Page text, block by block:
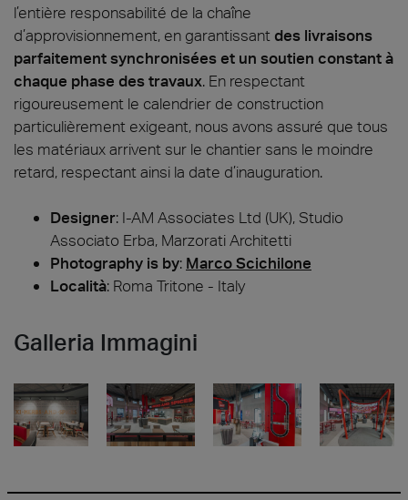
l’entière responsabilité de la chaîne
d’approvisionnement, en garantissant des livraisons
parfaitement synchronisées et un soutien constant à
chaque phase des travaux. En respectant
rigoureusement le calendrier de construction
particulièrement exigeant, nous avons assuré que tous
les matériaux arrivent sur le chantier sans le moindre
retard, respectant ainsi la date d’inauguration.
Designer: I-AM Associates Ltd (UK), Studio
Associato Erba, Marzorati Architetti
Photography is by: Marco Scichilone
Località: Roma Tritone - Italy
Galleria Immagini